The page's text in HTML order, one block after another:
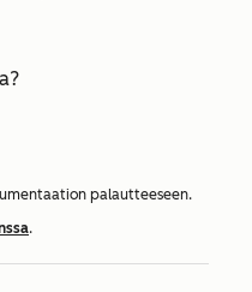
palautteeseen.
.